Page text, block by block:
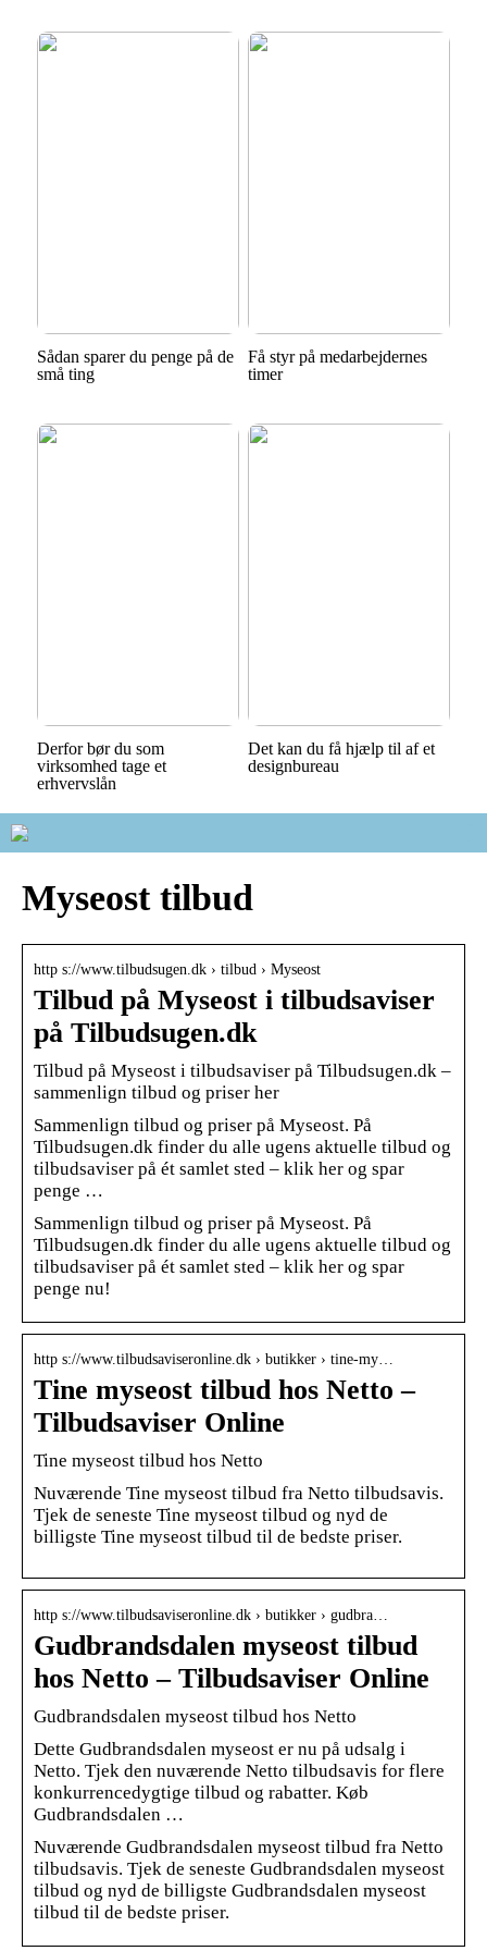
Sådan sparer du penge på de
små ting
Få styr på medarbejdernes
timer
Derfor bør du som
virksomhed tage et
erhvervslån
Det kan du få hjælp til af et
designbureau
Myseost tilbud
http s://www.tilbudsugen.dk › tilbud › Myseost
Tilbud på Myseost i tilbudsaviser
på Tilbudsugen.dk
Tilbud på Myseost i tilbudsaviser på Tilbudsugen.dk –
sammenlign tilbud og priser her
Sammenlign tilbud og priser på Myseost. På
Tilbudsugen.dk finder du alle ugens aktuelle tilbud og
tilbudsaviser på ét samlet sted – klik her og spar
penge …
Sammenlign tilbud og priser på Myseost. På
Tilbudsugen.dk finder du alle ugens aktuelle tilbud og
tilbudsaviser på ét samlet sted – klik her og spar
penge nu!
http s://www.tilbudsaviseronline.dk › butikker › tine-my…
Tine myseost tilbud hos Netto –
Tilbudsaviser Online
Tine myseost tilbud hos Netto
Nuværende Tine myseost tilbud fra Netto tilbudsavis.
Tjek de seneste Tine myseost tilbud og nyd de
billigste Tine myseost tilbud til de bedste priser.
http s://www.tilbudsaviseronline.dk › butikker › gudbra…
Gudbrandsdalen myseost tilbud
hos Netto – Tilbudsaviser Online
Gudbrandsdalen myseost tilbud hos Netto
Dette Gudbrandsdalen myseost er nu på udsalg i
Netto. Tjek den nuværende Netto tilbudsavis for flere
konkurrencedygtige tilbud og rabatter. Køb
Gudbrandsdalen …
Nuværende Gudbrandsdalen myseost tilbud fra Netto
tilbudsavis. Tjek de seneste Gudbrandsdalen myseost
tilbud og nyd de billigste Gudbrandsdalen myseost
tilbud til de bedste priser.